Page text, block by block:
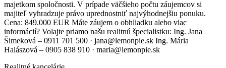
majetkom spoločnosti. V prípade väčšieho počtu záujemcov si
majiteľ vyhradzuje právo uprednostniť najvýhodnejšiu ponuku.
Cena: 849.000 EUR Máte záujem o obhliadku alebo viac
informácií? Volajte priamo našu realitnú špecialistku: Ing. Jana
Šimeková – 0911 701 500 · jana@lemonpie.sk Ing. Mária
Halászová – 0905 838 910 · maria@lemonpie.sk